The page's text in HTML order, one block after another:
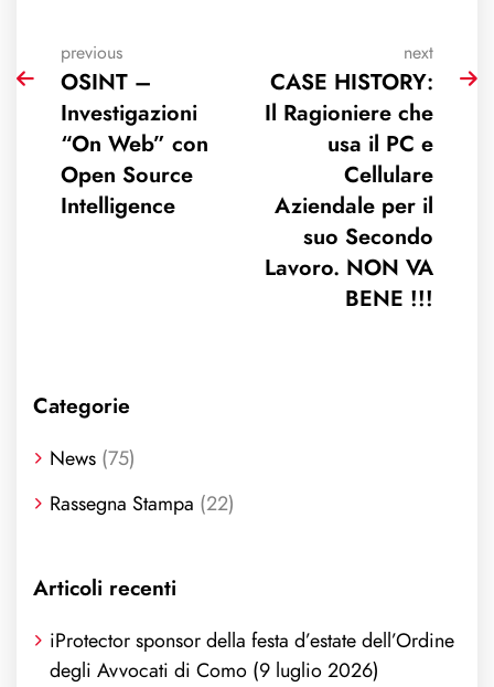
previous
OSINT –
Investigazioni
“On Web” con
Open Source
Intelligence
next
CASE HISTORY:
Il Ragioniere che
usa il PC e
Cellulare
Aziendale per il
suo Secondo
Lavoro. NON VA
BENE !!!
Categorie
News (75)
Rassegna Stampa (22)
Articoli recenti
iProtector sponsor della festa d’estate dell’Ordine
degli Avvocati di Como (9 luglio 2026)